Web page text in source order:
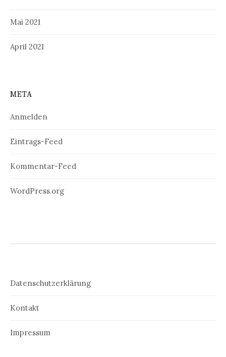
Mai 2021
April 2021
META
Anmelden
Eintrags-Feed
Kommentar-Feed
WordPress.org
Datenschutzerklärung
Kontakt
Impressum